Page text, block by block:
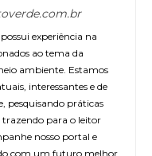
experiência na
ao tema da
ambiente. Estamos
interessantes e de
pesquisando práticas
trazendo para o leitor
nosso portal e
com um futuro melhor